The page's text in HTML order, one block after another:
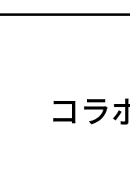
コラ